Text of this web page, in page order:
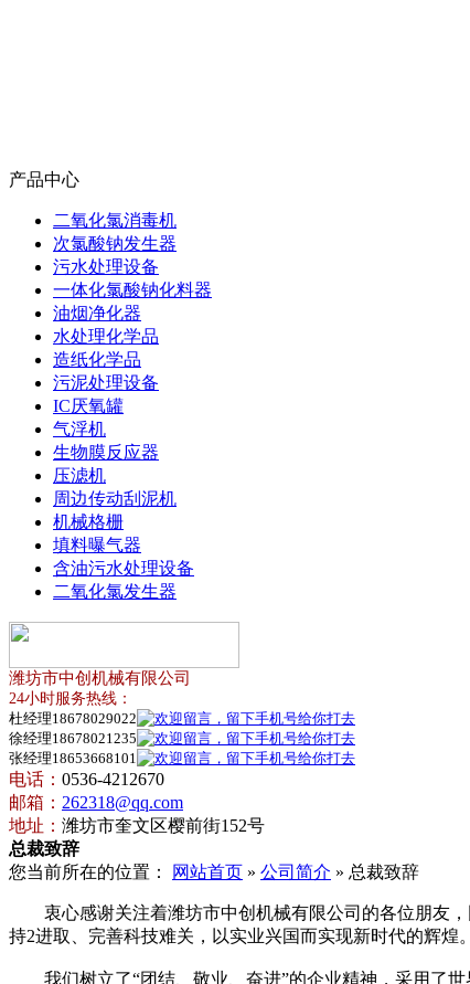
产品中心
二氧化氯消毒机
次氯酸钠发生器
污水处理设备
一体化氯酸钠化料器
油烟净化器
水处理化学品
造纸化学品
污泥处理设备
IC厌氧罐
气浮机
生物膜反应器
压滤机
周边传动刮泥机
机械格栅
填料曝气器
含油污水处理设备
二氧化氯发生器
潍坊市中创机械有限公司
24小时服务热线：
杜经理18678029022
徐经理18678021235
张经理18653668101
电话： 0536-4212670
邮箱： 262318@qq.com
地址： 潍坊市奎文区樱前街152号
总裁致辞
您当前所在的位置：
网站首页 » 公司简介 » 总裁致辞
衷心感谢关注着潍坊市中创机械有限公司的各位朋友，
持2进取、完善科技难关，以实业兴国而实现新时代的辉煌
我们树立了“团结、敬业、奋进”的企业精神，采用了世